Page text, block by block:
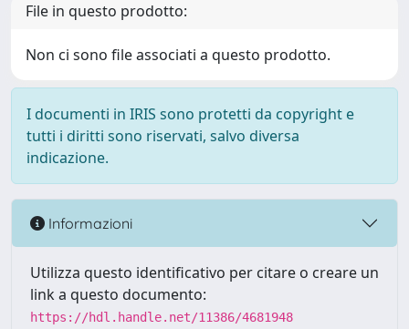
File in questo prodotto:
Non ci sono file associati a questo prodotto.
I documenti in IRIS sono protetti da copyright e
tutti i diritti sono riservati, salvo diversa
indicazione.
Informazioni
Utilizza questo identificativo per citare o creare un
link a questo documento:
https://hdl.handle.net/11386/4681948